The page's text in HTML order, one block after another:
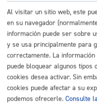
Presentado el:
Fecha del pleno:
Tipo:Moción de
Resultado:
Documentos
P_20260318
centros.pdf
P_20260318
Al visitar un sitio web, este
en su navegador
información puede ser sobre
y se usa principalmente para
correctamente. La
puede bloquear algunos tipos
cookies desea activar. Sin
cookies puede afectar a su
podemos ofrecerle. Consulte